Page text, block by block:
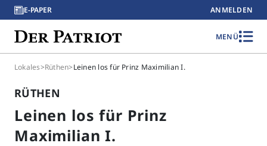
E-PAPER ANMELDEN
MENÜ
Lokales>Rüthen>Leinen los für Prinz Maximilian I.
RÜTHEN
Leinen los für Prinz
Maximilian I.